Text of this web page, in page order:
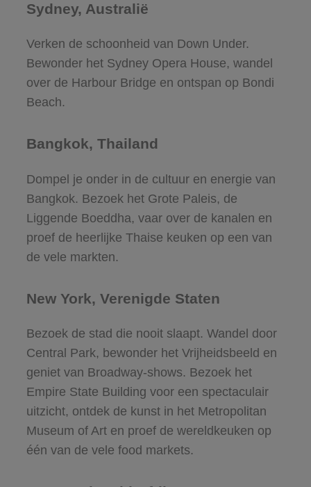
Sydney, Australië
Verken de schoonheid van Down Under.
Bewonder het Sydney Opera House, wandel
over de Harbour Bridge en ontspan op Bondi
Beach.
Bangkok, Thailand
Dompel je onder in de cultuur en energie van
Bangkok. Bezoek het Grote Paleis, de
Liggende Boeddha, vaar over de kanalen en
proef de heerlijke Thaise keuken op een van
de vele markten.
New York, Verenigde Staten
Bezoek de stad die nooit slaapt. Wandel door
Central Park, bewonder het Vrijheidsbeeld en
geniet van Broadway-shows. Bezoek het
Empire State Building voor een spectaculair
uitzicht, ontdek de kunst in het Metropolitan
Museum of Art en proef de wereldkeuken op
één van de vele food markets.